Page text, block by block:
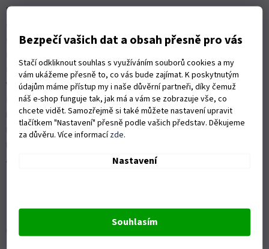
Bezpečí vašich dat a obsah přesně pro vás
Stačí odkliknout souhlas s využíváním souborů cookies a my
vám ukážeme přesně to, co vás bude zajímat. K poskytnutým
údajům máme přístup my i naše důvěrní partneři, díky čemuž
náš e-shop funguje tak, jak má a vám se zobrazuje vše, co
chcete vidět. Samozřejmě si také můžete nastavení upravit
tlačítkem "Nastavení" přesně podle vašich představ. Děkujeme
za důvěru. Více informacízde.
Nastavení
Souhlasím
Kontakty
Ochrana osobních údajů
Platební možnosti
Vrácení zboží a reklamace
Nákup na splátky
ISO 9001:2015
Politika kvality
Autorizovaný servis Husqvarna
OZVĚTE SE NÁM